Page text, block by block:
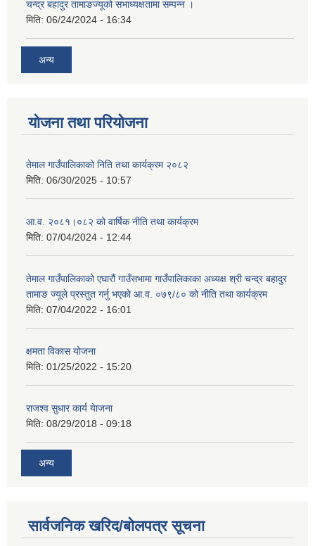
चन्द्र बहादुर तामाङज्यूको सभाध्यक्षतामा सम्पन्न ।
मिति: 06/24/2024 - 16:34
अन्य
योजना तथा परियोजना
तेमाल गाउँपालिकाको निति तथा कार्यक्रम २०८२
मिति: 06/30/2025 - 10:57
आ.व. २०८१।०८२ को वार्षिक नीति तथा कार्यक्रम
मिति: 07/04/2024 - 12:44
तेमाल गाउँपालिकाको एघारौं गाउँसभामा गाउँपालिकाका अध्यक्ष श्री चन्द्र बहादुर
तामाङ ज्यूले प्रस्तुत गर्नु भएको आ.व. ०७९/८० को नीति तथा कार्यक्रम
मिति: 07/04/2022 - 16:01
क्षमता विकास योजना
मिति: 01/25/2022 - 15:20
राजश्व सुधार कार्य येाजना
मिति: 08/29/2018 - 09:18
अन्य
सार्वजनिक खरिद/बोलपत्र सूचना